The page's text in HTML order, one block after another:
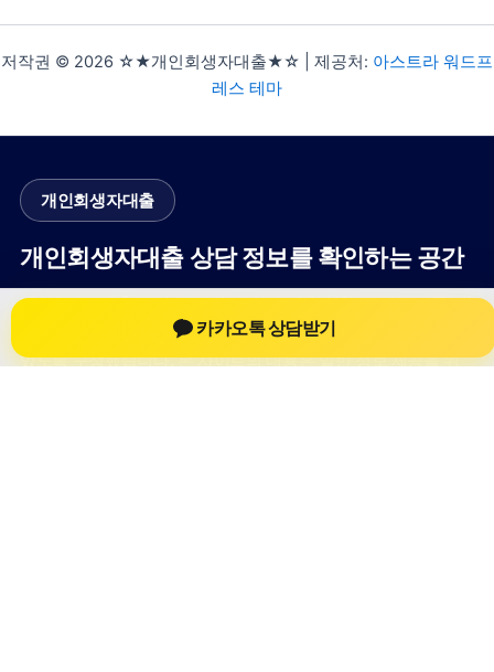
저작권 © 2026 ☆★개인회생자대출★☆ | 제공처: 아스트라 워드프
레스 테마
개인회생자대출
개인회생자대출 상담 정보를 확인하는 공간
개인회생자대출 관련 상담 정보, 상담 전 확인할 수 있는 기준, 대
출 선택 시 참고할 수 있는 내용을 61yfsf.com 안에서 확인할 수
있도록 구성했습니다. 본 사이트의 내용은 일반 정보 제공을 위
카카오톡 상담받기